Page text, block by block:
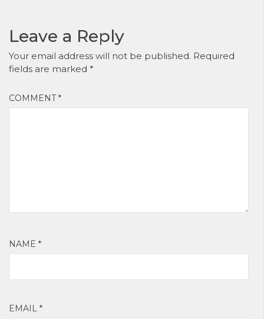
Leave a Reply
Your email address will not be published. Required
fields are marked *
COMMENT*
NAME *
EMAIL *